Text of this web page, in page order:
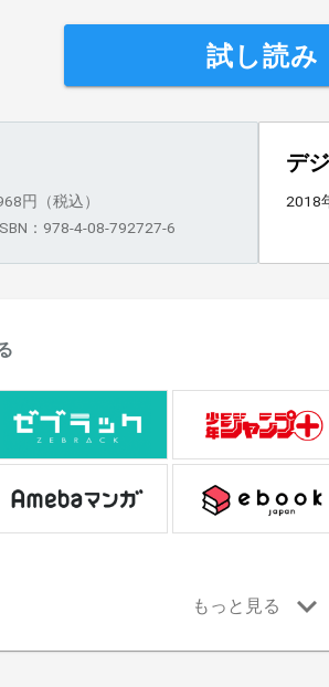
試し読み
円（税込）
：978-4-08-792727-6
デ
2018